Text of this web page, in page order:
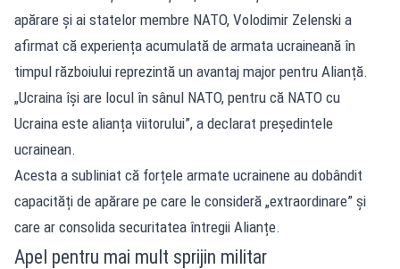
apărare și ai statelor membre NATO, Volodimir Zelenski a
afirmat că experiența acumulată de armata ucraineană în
timpul războiului reprezintă un avantaj major pentru Alianță.
„Ucraina își are locul în sânul NATO, pentru că NATO cu
Ucraina este alianța viitorului”, a declarat președintele
ucrainean.
Acesta a subliniat că forțele armate ucrainene au dobândit
capacități de apărare pe care le consideră „extraordinare” și
care ar consolida securitatea întregii Alianțe.
Apel pentru mai mult sprijin militar